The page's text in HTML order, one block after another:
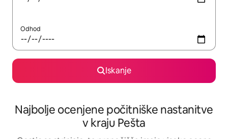
Odhod
Iskanje
Najbolje ocenjene počitniške nastanitve
v kraju Pešta